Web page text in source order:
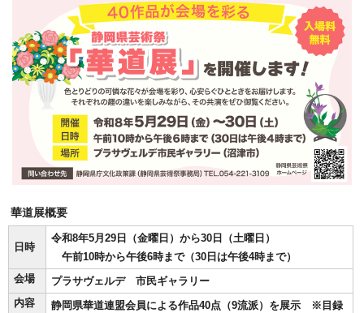
華道展概要
日時
令和8年5月29日（金曜日）から30日（土曜日）
午前10時から午後6時まで（30日は午後4時まで）
会場
プラサヴェルデ 市民ギャラリー
内容
静岡県華道連盟会員による作品40点（9流派）を展示 ※目録